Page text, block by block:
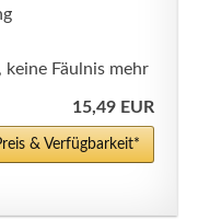
Fäulnis mehr
15,49 EUR
& Verfügbarkeit*